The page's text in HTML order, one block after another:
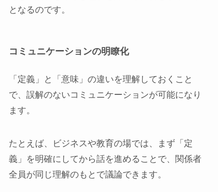
となるのです。
コミュニケーションの明瞭化
「定義」と「意味」の違いを理解しておくこと
で、誤解のないコミュニケーションが可能になり
ます。
たとえば、ビジネスや教育の場では、まず「定
義」を明確にしてから話を進めることで、関係者
全員が同じ理解のもとで議論できます。